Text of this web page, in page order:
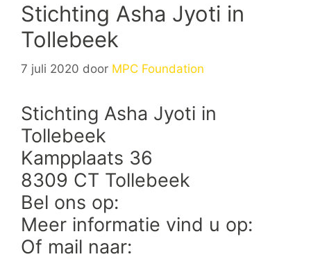
Stichting Asha Jyoti in
Tollebeek
7 juli 2020 door MPC Foundation
Stichting Asha Jyoti in
Tollebeek
Kampplaats 36
8309 CT Tollebeek
Bel ons op:
Meer informatie vind u op:
Of mail naar: